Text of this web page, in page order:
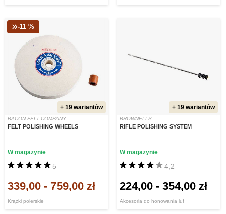
-11 %
+ 19 wariantów
BACON FELT COMPANY
FELT POLISHING WHEELS
Krążki polerskie
5
W magazynie
339,00 - 759,00 zł
+ 19 wariantów
BROWNELLS
RIFLE POLISHING SYSTEM
Akcesoria do honowania luf
4,2
W magazynie
224,00 - 354,00 zł